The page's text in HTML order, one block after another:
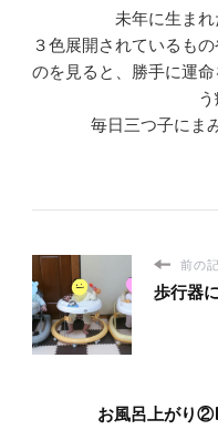
未年に生まれ
３色展開されているも
のを見ると、勝手に運
う
毎日三つ子にま
前の
歩行器
お風呂上がり